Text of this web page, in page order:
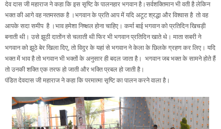
देव दास जी महाराज ने कहा कि इस सृष्टि के पालनहार भगवान है।सर्वशक्तिमान भी वती है लेकिन
भक्त की आगे वह नतमस्तक है ।भगवान के प्रति आप में यदि अटूट श्रद्धा और विश्वास है तो वह
आपके सदा समीप है ।भाव हमेशा निष्क्षल होना चाहिए। कर्मा बाई भगवान को प्रतिदिन खिचड़ी
बनाती थी। उसे झूठी दातोंन से चलाती थी फिर भी भगवान प्रतिदिन खाते थे। माता सबरी ने
भगवान को झूठे बेर खिला दिए, तो विदुर के यहां से भगवान ने केला के छिलके ग्रहण कर लिए। यदि
भक्त में भाव है तो भगवान भी भक्तों के अनुसार ही बदल जाता है। भगवान जब भक्त के सामने होते हैं
तो उनकी शक्ति एक तरफ हो जाती और भक्ति प्रबल हो जाती है।
पंडित देवदास जी महाराज ने कहा कि परमात्मा सृष्टि का पालन करने वाला है।